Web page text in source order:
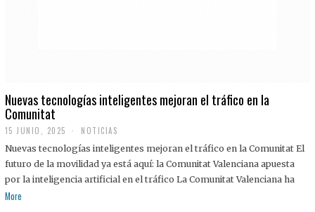
Nuevas tecnologías inteligentes mejoran el tráfico en la
Comunitat
15 JUNIO, 2025 NOTICIAS
Nuevas tecnologías inteligentes mejoran el tráfico en la Comunitat El
futuro de la movilidad ya está aquí: la Comunitat Valenciana apuesta
por la inteligencia artificial en el tráfico La Comunitat Valenciana ha
More